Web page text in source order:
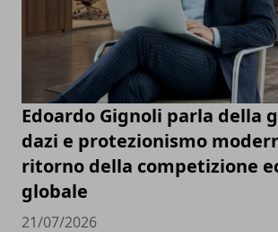
Edoardo Gignoli parla della
dazi e protezionismo
ritorno della competizione
globale
21/07/2026